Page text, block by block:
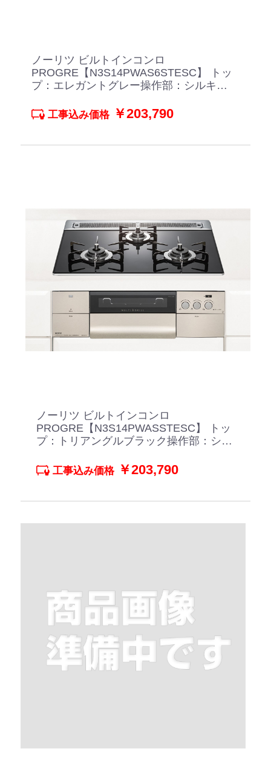
ノーリツ ビルトインコンロ
PROGRE【N3S14PWAS6STESC】 トッ
プ：エレガントグレー操作部：シルキー
工事込み価格￥203,790
ノーリツ ビルトインコンロ
PROGRE【N3S14PWASSTESC】 トッ
プ：トリアングルブラック操作部：シル
工事込み価格￥203,790